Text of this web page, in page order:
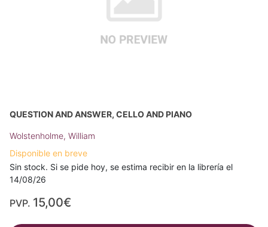
QUESTION AND ANSWER, CELLO AND PIANO
Wolstenholme, William
Disponible en breve
Sin stock. Si se pide hoy, se estima recibir en la librería el
14/08/26
PVP. 15,00€